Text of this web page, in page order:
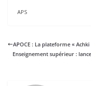
APS
APOCE : La plateforme «
Enseignement supérieur :